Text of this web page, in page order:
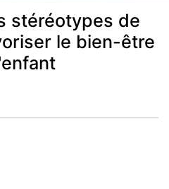
stéréotypes de
le bien-être